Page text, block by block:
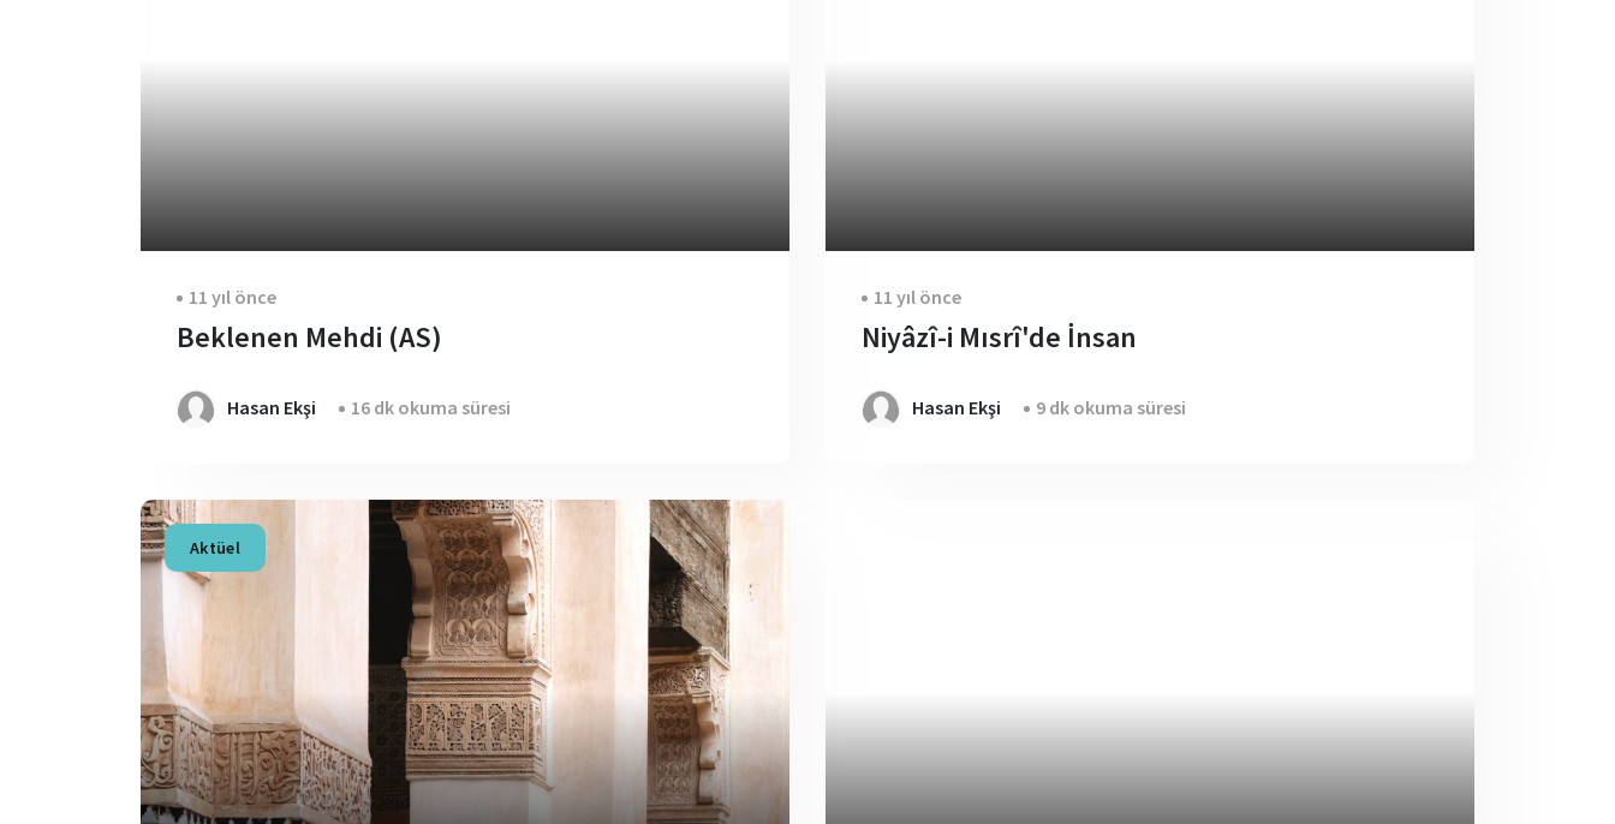
11 yıl önce
Beklenen Mehdi (AS)
Hasan Ekşi 16 dk okuma süresi
11 yıl önce
Niyâzî-i Mısrî'de İnsan
Hasan Ekşi 9 dk okuma süresi
Aktüel